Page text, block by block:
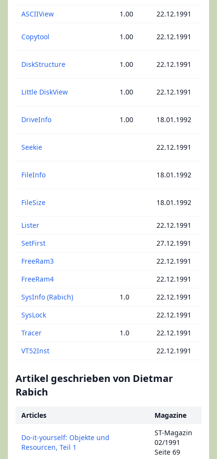
ASCIIView
1.00 22.12.1991
Copytool 1.00 22.12.1991
DiskStructure 1.00 22.12.1991
Little DiskView 1.00 22.12.1991
DriveInfo 1.00 18.01.1992
Seekie 22.12.1991
FileInfo 18.01.1992
FileSize 18.01.1992
Lister
22.12.1991
SetFirst
27.12.1991
FreeRam3
22.12.1991
FreeRam4
22.12.1991
SysInfo (Rabich)
1.0 22.12.1991
SysLock
22.12.1991
Tracer
1.0 22.12.1991
VT52Inst
22.12.1991
Artikel geschrieben von Dietmar
Rabich
Articles Magazine
Do-it-yourself: Objekte und
Resourcen, Teil 1
ST-Magazin
02/1991
Seite 69